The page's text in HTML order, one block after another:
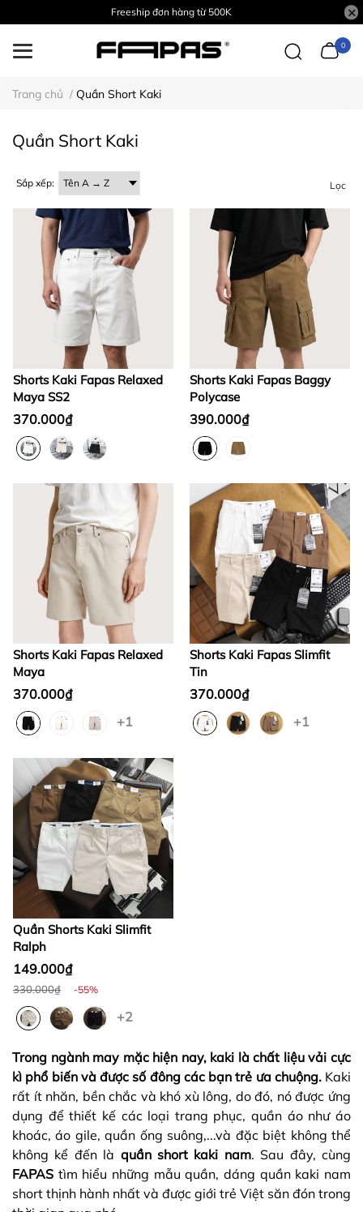
Freeship đơn hàng từ 500K
0
Trang chủ / Quần Short Kaki
Quần Short Kaki
Sắp xếp: Lọc
Shorts Kaki Fapas Relaxed
Maya SS2
370.000₫
Shorts Kaki Fapas Baggy
Polycase
390.000₫
Shorts Kaki Fapas Relaxed
Maya
370.000₫
+1
Shorts Kaki Fapas Slimfit
Tin
370.000₫
+1
Quần Shorts Kaki Slimfit
Ralph
149.000₫
330.000₫ -55%
+2
Trong ngành may mặc hiện nay, kaki là chất liệu vải cực
kì phổ biến và được số đông các bạn trẻ ưa chuộng.Kaki
rất ít nhăn, bền chắc và khó xù lông, do đó, nó được ứng
dụng để thiết kế các loại trang phục, quần áo như áo
khoác, áo gile, quần ống suông,...và đặc biệt không thể
không kể đến là quần short kaki nam. Sau đây, cùng
FAPAS tìm hiểu những mẫu quần, dáng quần kaki nam
short thịnh hành nhất và được giới trẻ Việt săn đón trong